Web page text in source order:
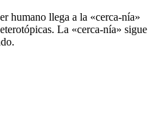
humano llega a la «cerca-nía»
La «cerca-nía» sigue